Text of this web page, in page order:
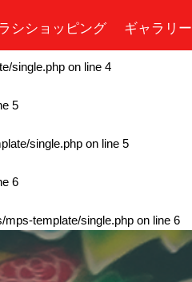
シショッピング ギャラリー
4
single.php on line 4
5
single.php on line 5
6
mps-template/single.php on line 6